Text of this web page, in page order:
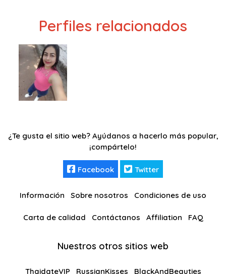
Perfiles relacionados
¿Te gusta el sitio web? Ayúdanos a hacerlo más popular,
¡compártelo!
Facebook Twitter
Información Sobre nosotros Condiciones de uso
Carta de calidad Contáctanos Affiliation FAQ
Nuestros otros sitios web
ThaidateVIP RussianKisses BlackAndBeauties